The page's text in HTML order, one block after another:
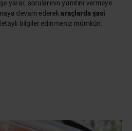
yarar, sorularının yanıtını vermeye
devam ederekaraçlarda şasi
bilgiler edinmeniz mümkün.